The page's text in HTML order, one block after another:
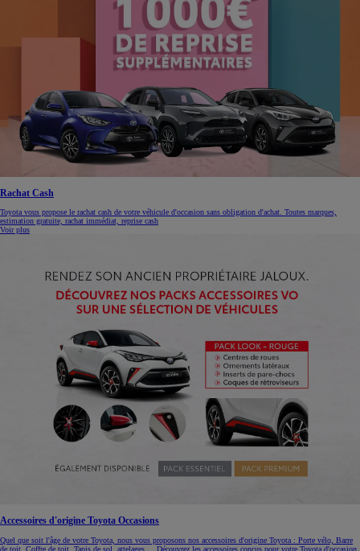
Rachat Cash
Toyota vous propose le rachat cash de votre véhicule d'occasion sans obligation d'achat. Toutes marques,
estimation gratuite, rachat immédiat, reprise cash
Voir plus
Accessoires d'origine Toyota Occasions
Quel que soit l'âge de votre Toyota, nous vous proposons nos accessoires d'origine Toyota : Porte vélo, Barre
de toit, Coffre de toit, Tapis de sol, attelages.... Découvrez les accessoires conçus pour votre Toyota d'occasion.